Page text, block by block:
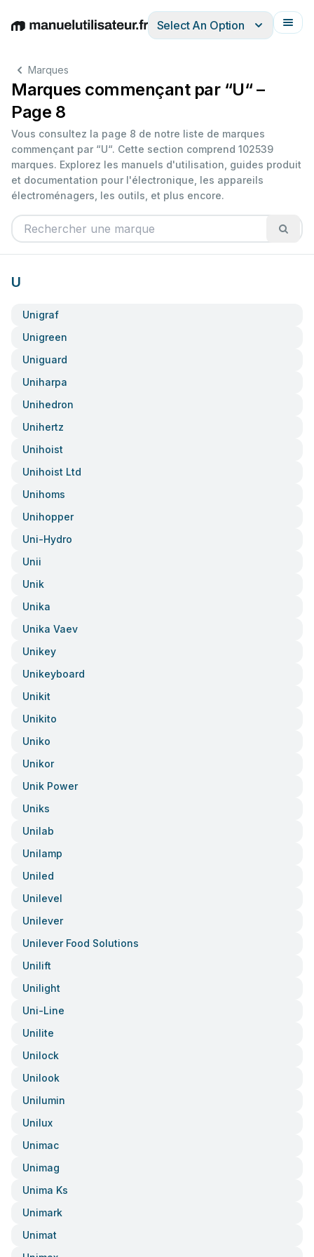
EnglishDeutschEspañolItalianoFrançais
Select An Option
Marques
Marques commençant par “U“ –
Page 8
Vous consultez la page 8 de notre liste de marques
commençant par “U“. Cette section comprend 102539
marques. Explorez les manuels d'utilisation, guides produit
et documentation pour l'électronique, les appareils
électroménagers, les outils, et plus encore.
U
Unigraf
Unigreen
Uniguard
Uniharpa
Unihedron
Unihertz
Unihoist
Unihoist Ltd
Unihoms
Unihopper
Uni-Hydro
Unii
Unik
Unika
Unika Vaev
Unikey
Unikeyboard
Unikit
Unikito
Uniko
Unikor
Unik Power
Uniks
Unilab
Unilamp
Uniled
Unilevel
Unilever
Unilever Food Solutions
Unilift
Unilight
Uni-Line
Unilite
Unilock
Unilook
Unilumin
Unilux
Unimac
Unimag
Unima Ks
Unimark
Unimat